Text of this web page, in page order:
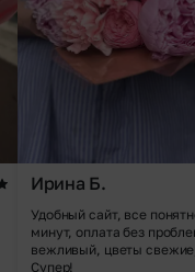
Ирина Б.
Удобный сайт, все
минут, оплата без
вежливый, цветы
Супер!